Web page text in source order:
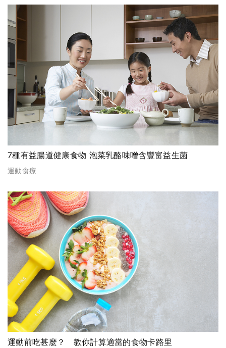
7種有益腸道健康食物 泡菜乳酪味噌含豐富益生菌
運動食療
運動前吃甚麼？ 教你計算適當的食物卡路里